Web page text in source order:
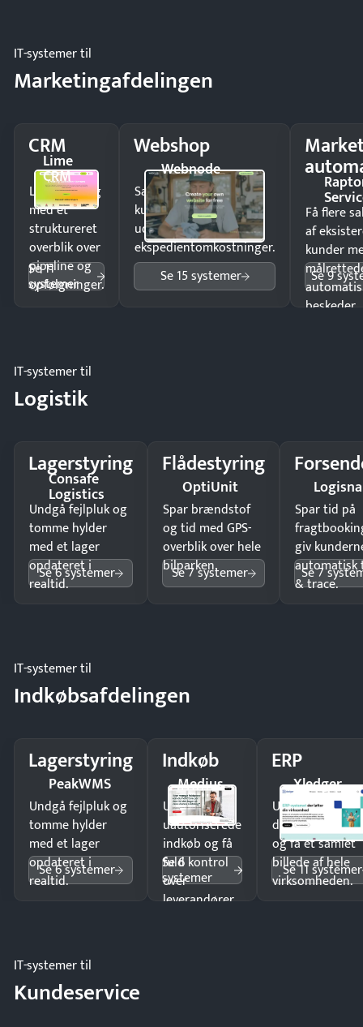
IT-systemer til
Marketingafdelingen
CRM
Lime
CRM
Luk flere salg
med et
struktureret
overblik over
pipeline og
opfølgninger.
Se 11
systemer
Webshop
Webnode
Sælg produkter 24/7 til
kunder i hele landet
uden
ekspedientomkostninger.
Se 15 systemer
Få flere
af
kunder
beskeder.
Se 9
IT-systemer til
Logistik
Lagerstyring
Consafe
Logistics
Undgå fejlpluk og
tomme hylder
med et lager
opdateret i
realtid.
Se 6 systemer
Flådestyring
OptiUnit
Spar brændstof
og tid med GPS-
overblik over hele
bilparken.
Se 7 systemer
Spar tid på
giv
automatisk
& trace.
Se 7
IT-systemer til
Indkøbsafdelingen
Lagerstyring
PeakWMS
Undgå fejlpluk og
tomme hylder
med et lager
opdateret i
realtid.
Se 6 systemer
Indkøb
Medius
Undgå
uautoriserede
indkøb og få
fuld kontrol
over
leverandører
Se 6
systemer
ERP
Xledger
Undgå
og få ét samlet
billede af hele
virksomheden.
Se 11 systemer
IT-systemer til
Kundeservice